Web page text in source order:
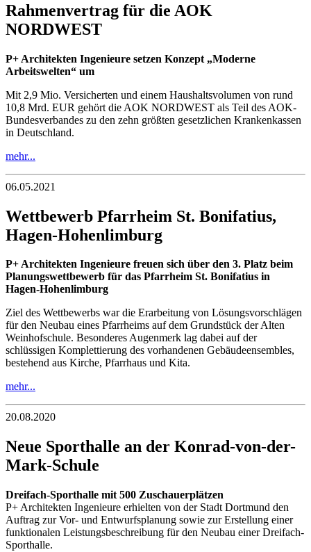
Rahmenvertrag für die AOK
NORDWEST
P+ Architekten Ingenieure setzen Konzept „Moderne
Arbeitswelten“ um
Mit 2,9 Mio. Versicherten und einem Haushaltsvolumen von rund
10,8 Mrd. EUR gehört die AOK NORDWEST als Teil des AOK-
Bundesverbandes zu den zehn größten gesetzlichen Krankenkassen
in Deutschland.
mehr...
06.05.2021
Wettbewerb Pfarrheim St. Bonifatius,
Hagen-Hohenlimburg
P+ Architekten Ingenieure freuen sich über den 3. Platz beim
Planungswettbewerb für das Pfarrheim St. Bonifatius in
Hagen-Hohenlimburg
Ziel des Wettbewerbs war die Erarbeitung von Lösungsvorschlägen
für den Neubau eines Pfarrheims auf dem Grundstück der Alten
Weinhofschule. Besonderes Augenmerk lag dabei auf der
schlüssigen Komplettierung des vorhandenen Gebäudeensembles,
bestehend aus Kirche, Pfarrhaus und Kita.
mehr...
20.08.2020
Neue Sporthalle an der Konrad-von-der-
Mark-Schule
Dreifach-Sporthalle mit 500 Zuschauerplätzen
P+ Architekten Ingenieure erhielten von der Stadt Dortmund den
Auftrag zur Vor- und Entwurfsplanung sowie zur Erstellung einer
funktionalen Leistungsbeschreibung für den Neubau einer Dreifach-
Sporthalle.